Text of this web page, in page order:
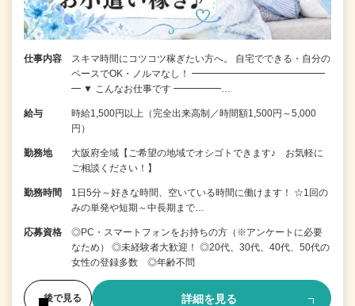
仕事内容
スキマ時間にコツコツ稼ぎたい方へ。 自宅でできる・自分の
ペースでOK・ノルマなし！ ━━━━━━━━━━━━━━
━ ▼ こんなお仕事です ━━━━━…
給与
時給1,500円以上（完全出来高制／時間額1,500円～5,000
円）
勤務地
大阪府全域【ご希望の地域でオシゴトできます♪ お気軽に
ご相談ください！】
勤務時間
1日5分～好きな時間、空いている時間に働けます！ ☆1回の
みの単発や短期～中長期まで…
応募資格
◎PC・スマートフォンをお持ちの方（※アンケートに必要
なため） ◎未経験者大歓迎！ ◎20代、30代、40代、50代の
女性の登録多数 ◎年齢不問
後で見る 詳細を見る